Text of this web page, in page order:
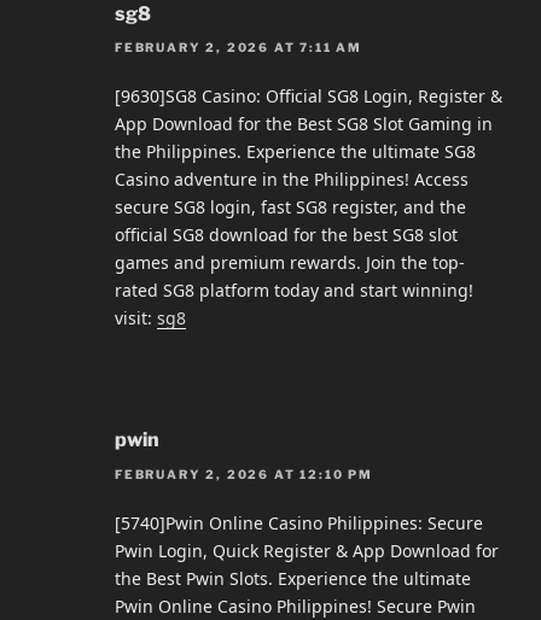
sg8
FEBRUARY 2, 2026 AT 7:11 AM
[9630]SG8 Casino: Official SG8 Login, Register &
App Download for the Best SG8 Slot Gaming in
the Philippines. Experience the ultimate SG8
Casino adventure in the Philippines! Access
secure SG8 login, fast SG8 register, and the
official SG8 download for the best SG8 slot
games and premium rewards. Join the top-
rated SG8 platform today and start winning!
visit: sg8
pwin
FEBRUARY 2, 2026 AT 12:10 PM
[5740]Pwin Online Casino Philippines: Secure
Pwin Login, Quick Register & App Download for
the Best Pwin Slots. Experience the ultimate
Pwin Online Casino Philippines! Secure Pwin